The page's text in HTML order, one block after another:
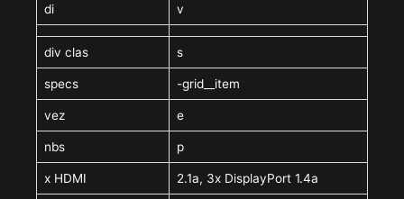
di v
div clas s
specs -grid__item
vez e
nbs p
x HDMI 2.1a, 3x DisplayPort 1.4a